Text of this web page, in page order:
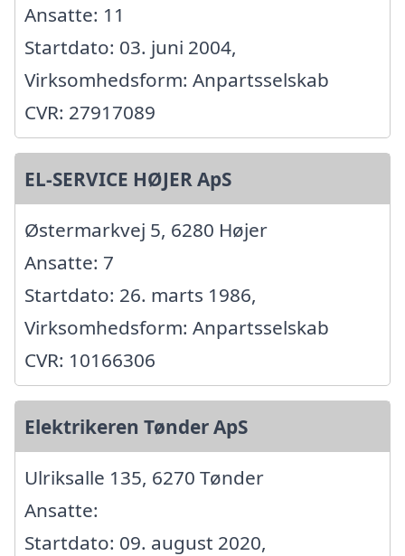
Ansatte: 11
Startdato: 03. juni 2004,
Virksomhedsform: Anpartsselskab
CVR: 27917089
EL-SERVICE HØJER ApS
Østermarkvej 5, 6280 Højer
Ansatte: 7
Startdato: 26. marts 1986,
Virksomhedsform: Anpartsselskab
CVR: 10166306
Elektrikeren Tønder ApS
Ulriksalle 135, 6270 Tønder
Ansatte:
Startdato: 09. august 2020,